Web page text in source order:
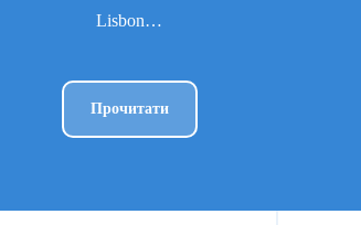
Lisbon…
Прочитати